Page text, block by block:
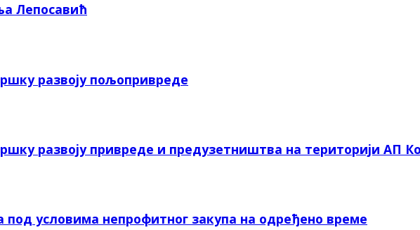
Лепосавић
развоју пољопривреде
развоју привреде и предузетништва на територији АП
под условима непрофитног закупа на одређено време